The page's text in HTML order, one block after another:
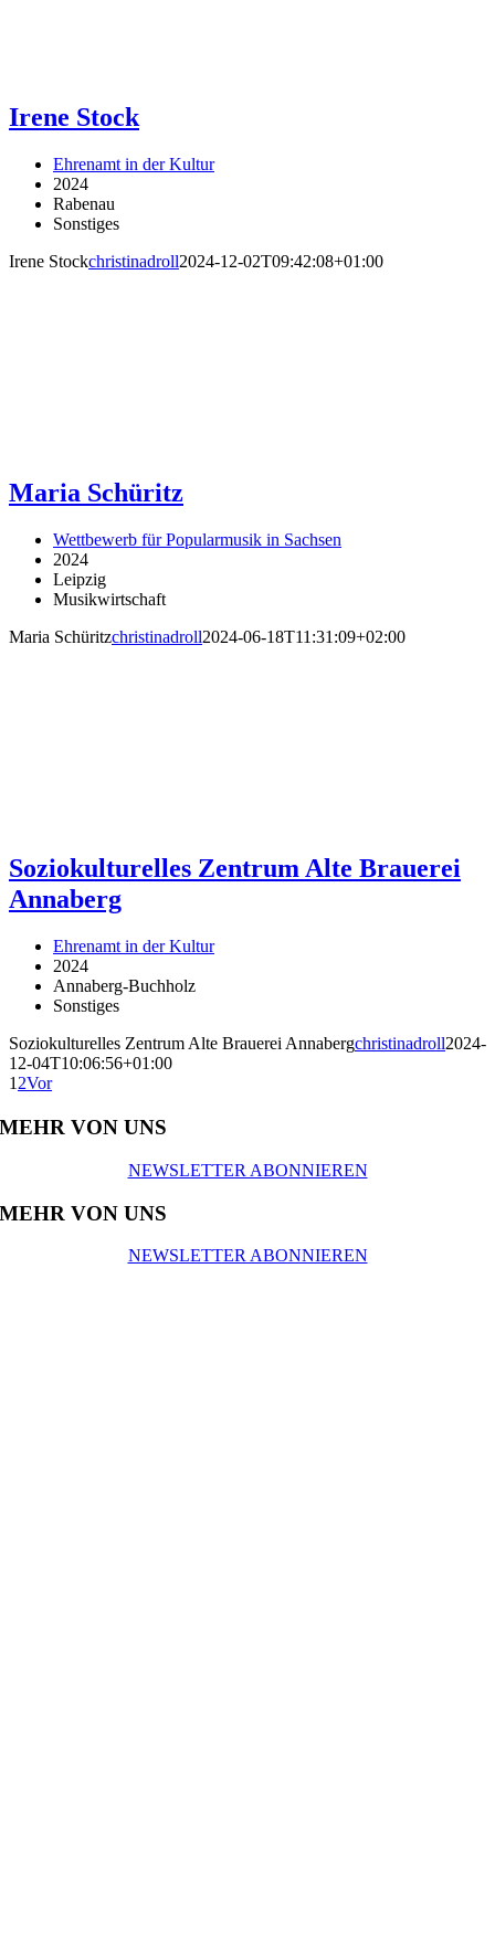
Irene Stock
Ehrenamt in der Kultur
2024
Rabenau
Sonstiges
Irene Stockchristinadroll2024-12-02T09:42:08+01:00
Maria Schüritz
Wettbewerb für Popularmusik in Sachsen
2024
Leipzig
Musikwirtschaft
Maria Schüritzchristinadroll2024-06-18T11:31:09+02:00
Soziokulturelles Zentrum Alte Brauerei
Annaberg
Ehrenamt in der Kultur
2024
Annaberg-Buchholz
Sonstiges
Soziokulturelles Zentrum Alte Brauerei Annabergchristinadroll2024-
12-04T10:06:56+01:00
1 2Vor
MEHR VON UNS
NEWSLETTER ABONNIEREN
MEHR VON UNS
NEWSLETTER ABONNIEREN